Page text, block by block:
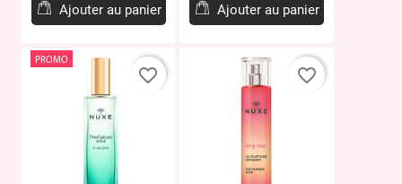
Ajouter au panier Ajouter au panier
PROMO
favorite_border favorite_border